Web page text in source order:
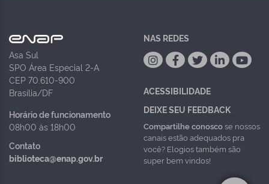
Asa Sul
SPO Área Especial 2-A
CEP 70.610-900
Brasília/DF
Horário de funcionamento
08h00 às 18h00
Contato
biblioteca@enap.gov.br
NAS REDES
ACESSIBILIDADE
DEIXE SEU FEEDBACK
Compartilhe conoscose nossos
canais estão adequados pra
você? Elogios também são
super bem vindos!